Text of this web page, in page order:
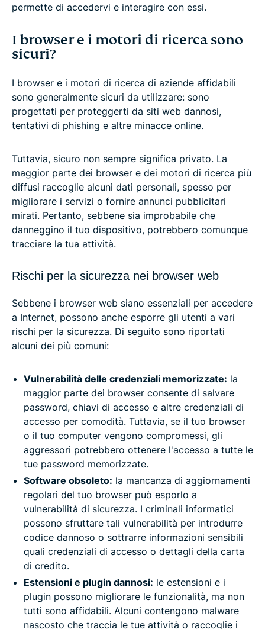
permette di accedervi e interagire con essi.
I browser e i motori di ricerca sono
sicuri?
I browser e i motori di ricerca di aziende affidabili
sono generalmente sicuri da utilizzare: sono
progettati per proteggerti da siti web dannosi,
tentativi di phishing e altre minacce online.
Tuttavia, sicuro non sempre significa privato. La
maggior parte dei browser e dei motori di ricerca più
diffusi raccoglie alcuni dati personali, spesso per
migliorare i servizi o fornire annunci pubblicitari
mirati. Pertanto, sebbene sia improbabile che
danneggino il tuo dispositivo, potrebbero comunque
tracciare la tua attività.
Rischi per la sicurezza nei browser web
Sebbene i browser web siano essenziali per accedere
a Internet, possono anche esporre gli utenti a vari
rischi per la sicurezza. Di seguito sono riportati
alcuni dei più comuni:
Vulnerabilità delle credenziali memorizzate: la
maggior parte dei browser consente di salvare
password, chiavi di accesso e altre credenziali di
accesso per comodità. Tuttavia, se il tuo browser
o il tuo computer vengono compromessi, gli
aggressori potrebbero ottenere l'accesso a tutte le
tue password memorizzate.
Software obsoleto: la mancanza di aggiornamenti
regolari del tuo browser può esporlo a
vulnerabilità di sicurezza. I criminali informatici
possono sfruttare tali vulnerabilità per introdurre
codice dannoso o sottrarre informazioni sensibili
quali credenziali di accesso o dettagli della carta
di credito.
Estensioni e plugin dannosi: le estensioni e i
plugin possono migliorare le funzionalità, ma non
tutti sono affidabili. Alcuni contengono malware
nascosto che traccia le tue attività o raccoglie i